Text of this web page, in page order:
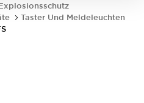
Taster Und Meldeleuchten